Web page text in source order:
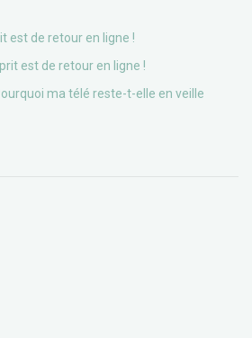
est de retour en ligne !
est de retour en ligne !
ma télé reste-t-elle en veille